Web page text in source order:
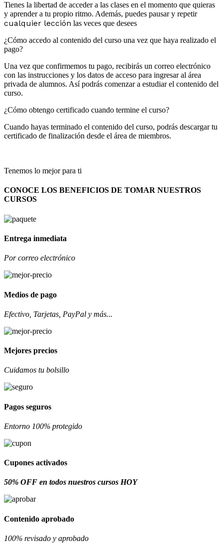
Tienes la libertad de acceder a las clases en el momento que quieras
y aprender a tu propio ritmo. Además, puedes pausar y repetir
cualquier lección las veces que desees
¿Cómo accedo al contenido del curso una vez que haya realizado el
pago?
Una vez que confirmemos tu pago, recibirás un correo electrónico
con las instrucciones y los datos de acceso para ingresar al área
privada de alumnos. Así podrás comenzar a estudiar el contenido del
curso.
¿Cómo obtengo certificado cuando termine el curso?
Cuando hayas terminado el contenido del curso, podrás descargar tu
certificado de finalización desde el área de miembros.
Tenemos lo mejor para ti
CONOCE LOS BENEFICIOS DE TOMAR NUESTROS
CURSOS
Entrega inmediata
Por correo electrónico
Medios de pago
Efectivo, Tarjetas, PayPal y más...
Mejores precios
Cuidamos tu bolsillo
Pagos seguros
Entorno 100% protegido
Cupones activados
50% OFF en todos nuestros cursos HOY
Contenido aprobado
100% revisado y aprobado